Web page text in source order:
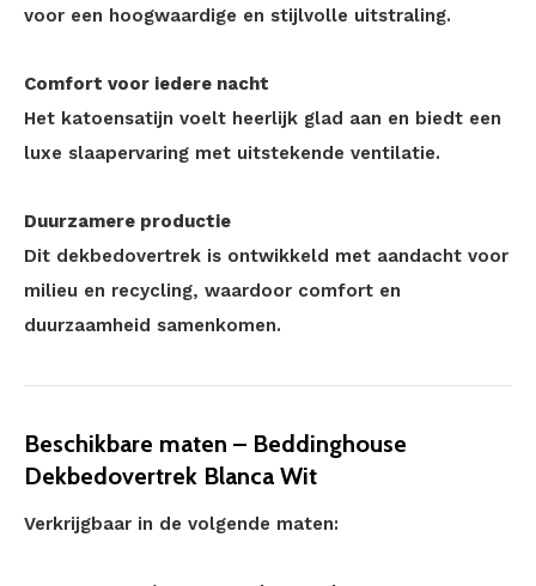
voor een hoogwaardige en stijlvolle uitstraling.
Comfort voor iedere nacht
Het katoensatijn voelt heerlijk glad aan en biedt een
luxe slaapervaring met uitstekende ventilatie.
Duurzamere productie
Dit dekbedovertrek is ontwikkeld met aandacht voor
milieu en recycling, waardoor comfort en
duurzaamheid samenkomen.
Beschikbare maten – Beddinghouse
Dekbedovertrek Blanca Wit
Verkrijgbaar in de volgende maten: